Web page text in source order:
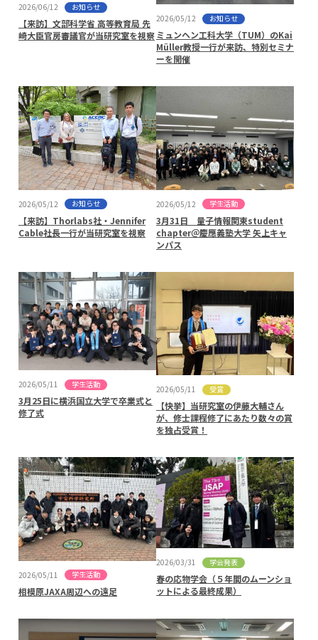
2026/06/12 お知らせ
【来訪】文部科学省 高等教育局 先
崎大臣官房審議官が当研究室を視察
2026/05/12 お知らせ
ミュンヘン工科大学（TUM）のKai
Müller教授一行が来訪、特別セミナ
ーを開催
2026/05/12 お知らせ
【来訪】Thorlabs社・Jennifer
Cable社長一行が当研究室を視察
2026/05/12 学生活動
3月31日 量子情報関東student
chapter＠慶應義塾大学 矢上キャ
ンパス
2026/05/11 学生活動
3月25日に横浜国立大学で卒業式と
修了式
2026/05/11 受賞
【快挙】当研究室の伊藤大輔さん
が、修士課程修了にあたり数々の賞
を独占受賞！
2026/05/11 学生活動
相模原JAXA周辺への遠足
2026/03/31 学会発表
春の応物学会（５年間のムーンショ
ットによる最終成果）